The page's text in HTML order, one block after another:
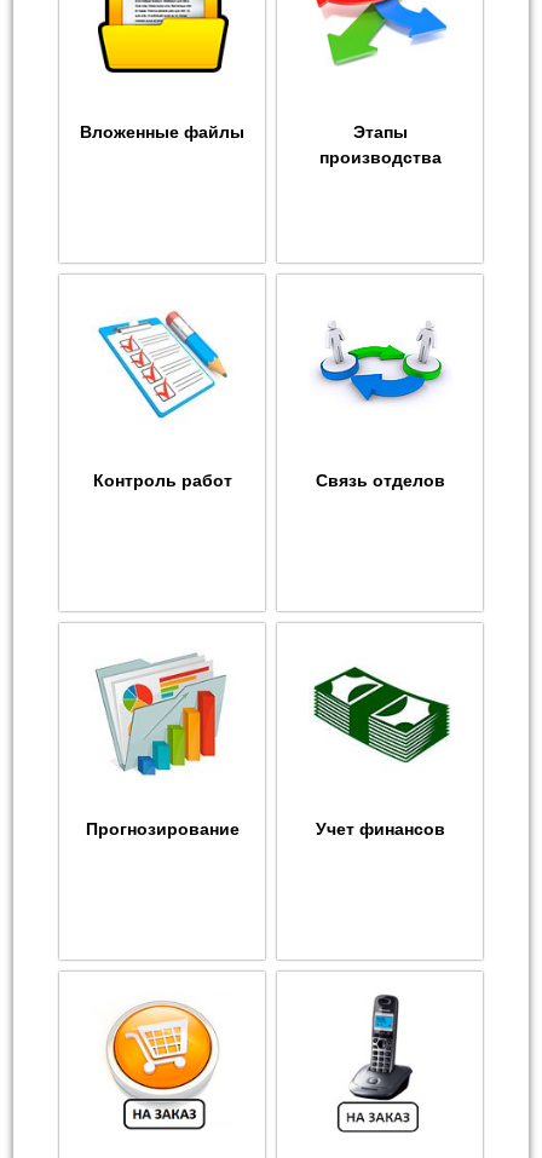
Вложенные файлы
Этапы
производства
Контроль работ Связь отделов
Прогнозирование Учет финансов